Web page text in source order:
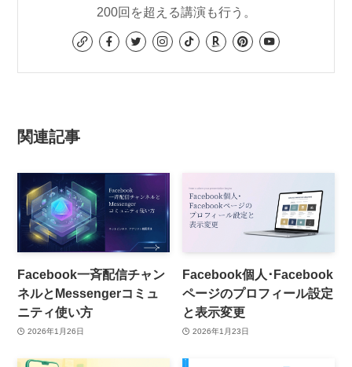
200回を超える講演も行う。
関連記事
Facebook一斉配信チャン
ネルとMessengerコミュ
ニティ使い方
2026年1月26日
Facebook個人･Facebook
ページのプロフィール設定
と表示変更
2026年1月23日